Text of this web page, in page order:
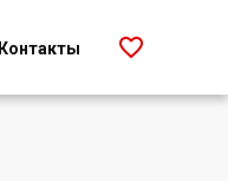
Контакты 